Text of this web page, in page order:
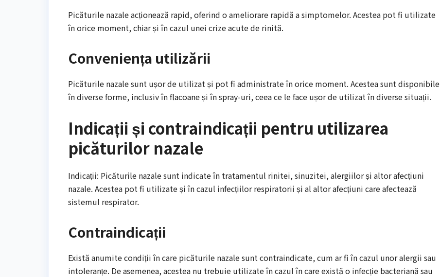
Picăturile nazale acționează rapid, oferind o ameliorare rapidă a simptomelor. Acestea pot fi utilizate
în orice moment, chiar și în cazul unei crize acute de rinită.
Conveniența utilizării
Picăturile nazale sunt ușor de utilizat și pot fi administrate în orice moment. Acestea sunt disponibile
în diverse forme, inclusiv în flacoane și în spray-uri, ceea ce le face ușor de utilizat în diverse situații.
Indicații și contraindicații pentru utilizarea
picăturilor nazale
Indicații: Picăturile nazale sunt indicate în tratamentul rinitei, sinuzitei, alergiilor și altor afecțiuni
nazale. Acestea pot fi utilizate și în cazul infecțiilor respiratorii și al altor afecțiuni care afectează
sistemul respirator.
Contraindicații
Există anumite condiții în care picăturile nazale sunt contraindicate, cum ar fi în cazul unor alergii sau
intoleranțe. De asemenea, acestea nu trebuie utilizate în cazul în care există o infecție bacteriană sau